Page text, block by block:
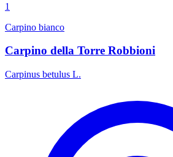
1
Carpino bianco
Carpino della Torre Robbioni
Carpinus betulus L.